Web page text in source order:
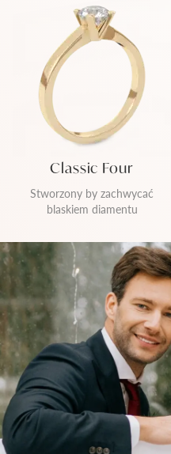
Classic Four
Stworzony by zachwycać
blaskiem diamentu